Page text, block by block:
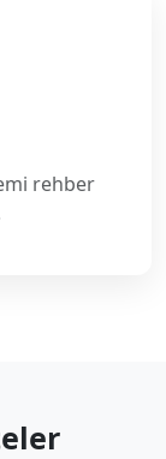
rehber